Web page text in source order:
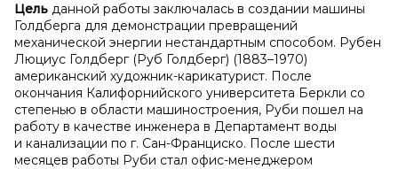
Цель данной работы заключалась в создании машины
Голдберга для демонстрации превращений
механической энергии нестандартным способом. Рубен
Люциус Голдберг (Руб Голдберг) (1883–1970)
американский художник-карикатурист. После
окончания Калифорнийского университета Беркли со
степенью в области машиностроения, Руби пошел на
работу в качестве инженера в Департамент воды
и канализации по г. Сан-Франциско. После шести
месяцев работы Руби стал офис-менеджером